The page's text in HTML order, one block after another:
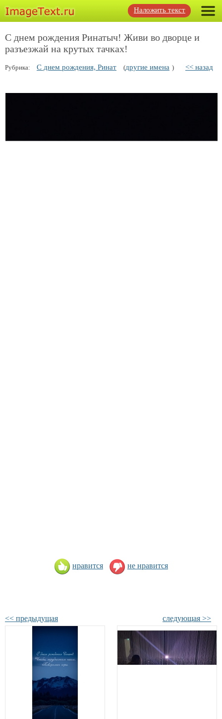
Наложить текст
С днем рождения Ринатыч! Живи во дворце и
разъезжай на крутых тачках!
Рубрика: С днем рождения, Ринат (другие имена ) << назад
нравится не нравится
<< предыдущая следующая >>